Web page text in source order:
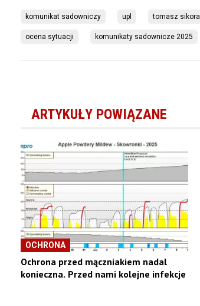
komunikat sadowniczy upl tomasz sikora
ocena sytuacji komunikaty sadownicze 2025
ARTYKUŁY POWIĄZANE
OCHRONA
Ochrona przed mączniakiem nadal
konieczna. Przed nami kolejne infekcje